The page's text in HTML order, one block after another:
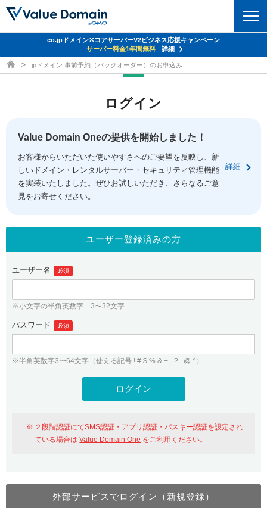
ドメイントップ
ドメイン移管
ドメイン価格一覧
ドメイン一括検索
.jpドメインオークション
gTLDオークション NEW!
.jpドメインバックオーダー
プレミアムドメイン
人気ドメインの種類
WHOIS検索
コアサーバー
バリューサーバー
XREA
セキュリティトップ
Value Domain ネットde診断
SSL証明書
サービストップ
お得意様割引
紹介制度
バリュードメインAPI
ドメイン・ホスティングOEM
facebook
ログイン
従来のバリュードメインをご利用希望の方
Value Domainにログイン
おすすめ One レンタルサーバーを含む最新の機能を使う方
Value Domain Oneにログイン
ユーザー登録
co.jpドメイン✕コアサーバーV2ビジネス応援キャンペーン
サーバー料金1年間無料
詳細
ドメイン取得ならバリュードメイン
.jpドメイン 事前予約（バックオーダー）のお申込み
ログイン
Value Domain Oneの提供を開始しました！
お客様からいただいた使いやすさへのご要望を反映し、新
しいドメイン・レンタルサーバー・セキュリティ管理機能
を実装いたしました。ぜひお試しいただき、さらなるご意
見をお寄せください。
詳細
ユーザー登録済みの方
ユーザー名 必須
※小文字の半角英数字 3〜32文字
パスワード 必須
※半角英数字3〜64文字（使える記号 ! # $ % & + - ? . @ ^）
２段階認証にてSMS認証・アプリ認証・パスキー認証を設定され
ている場合はValue Domain One をご利用ください。
外部サービスでログイン（新規登録）